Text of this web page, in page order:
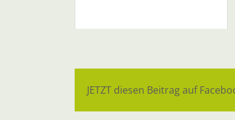
JETZT diesen Beitrag auf